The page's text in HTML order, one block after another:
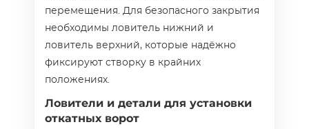
перемещения. Для безопасного закрытия
необходимы ловитель нижний и
ловитель верхний, которые надёжно
фиксируют створку в крайних
положениях.
Ловители и детали для установки
откатных ворот